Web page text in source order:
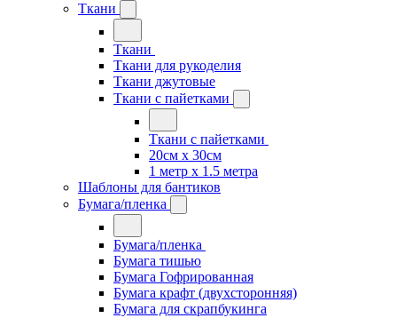
Ткани
Ткани
Ткани для рукоделия
Ткани джутовые
Ткани с пайетками
Ткани с пайетками
20см х 30см
1 метр х 1.5 метра
Шаблоны для бантиков
Бумага/пленка
Бумага/пленка
Бумага тишью
Бумага Гофрированная
Бумага крафт (двухсторонняя)
Бумага для скрапбукинга